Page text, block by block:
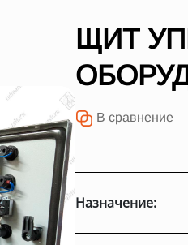
ЩИТ
В сравнение
Назначение: